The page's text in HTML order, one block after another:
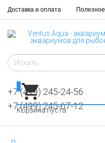
Доставка и оплата Полезное
+7 (499) 245-24-56
+7 (499) 245-67-12
Корзина пуста